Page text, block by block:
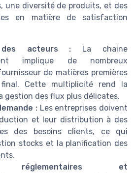
une diversité de produits, et des
en matière de satisfaction
des acteurs : La chaine
implique de nombreux
de matières premières
final. Cette multiplicité rend la
gestion des flux plus délicates.
:Les entreprises doivent
et leur distribution à des
des besoins clients, ce qui
stocks et la planification des
réglementaires et